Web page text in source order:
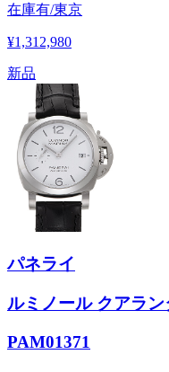
在庫有/東京
¥1,312,980
新品
パネライ
ルミノール クアラン
PAM01371